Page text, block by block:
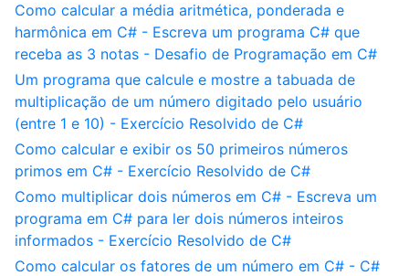
Como calcular a média aritmética, ponderada e
harmônica em C# - Escreva um programa C# que
receba as 3 notas - Desafio de Programação em C#
Um programa que calcule e mostre a tabuada de
multiplicação de um número digitado pelo usuário
(entre 1 e 10) - Exercício Resolvido de C#
Como calcular e exibir os 50 primeiros números
primos em C# - Exercício Resolvido de C#
Como multiplicar dois números em C# - Escreva um
programa em C# para ler dois números inteiros
informados - Exercício Resolvido de C#
Como calcular os fatores de um número em C# - C#